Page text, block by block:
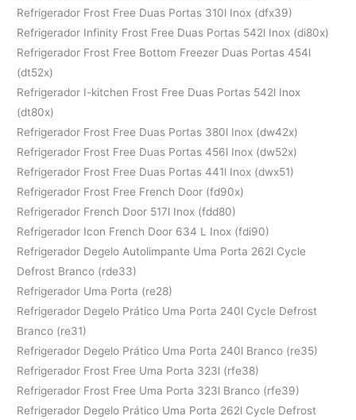
Refrigerador Frost Free Duas Portas 310l Inox (dfx39)
Refrigerador Infinity Frost Free Duas Portas 542l Inox (di80x)
Refrigerador Frost Free Bottom Freezer Duas Portas 454l
(dt52x)
Refrigerador I-kitchen Frost Free Duas Portas 542l Inox
(dt80x)
Refrigerador Frost Free Duas Portas 380l Inox (dw42x)
Refrigerador Frost Free Duas Portas 456l Inox (dw52x)
Refrigerador Frost Free Duas Portas 441l Inox (dwx51)
Refrigerador Frost Free French Door (fd90x)
Refrigerador French Door 517l Inox (fdd80)
Refrigerador Icon French Door 634 L Inox (fdi90)
Refrigerador Degelo Autolimpante Uma Porta 262l Cycle
Defrost Branco (rde33)
Refrigerador Uma Porta (re28)
Refrigerador Degelo Prático Uma Porta 240l Cycle Defrost
Branco (re31)
Refrigerador Degelo Prático Uma Porta 240l Branco (re35)
Refrigerador Frost Free Uma Porta 323l (rfe38)
Refrigerador Frost Free Uma Porta 323l Branco (rfe39)
Refrigerador Degelo Prático Uma Porta 262l Cycle Defrost